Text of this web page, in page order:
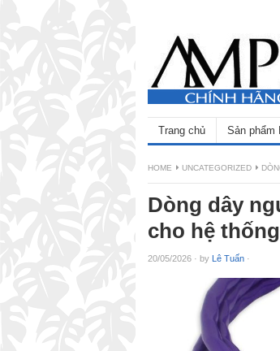
Trang chủ Sản phẩm
HOME UNCATEGORIZED
Dòng dây
cho hệ
20/05/2026 · by Lê Tuấn ·